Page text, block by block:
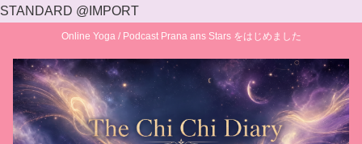
STANDARD @IMPORT
Online Yoga / Podcast Prana ans Stars をはじめました